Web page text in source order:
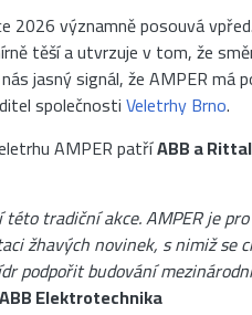
2026 významně posouvá
těší a utvrzuje v tom, že
jasný signál, že AMPER má
společnostiVeletrhy Brno.
AMPER patříABB a
tradiční akce. AMPER je
žhavých novinek, s nimiž se
podpořit budování
Elektrotechnika